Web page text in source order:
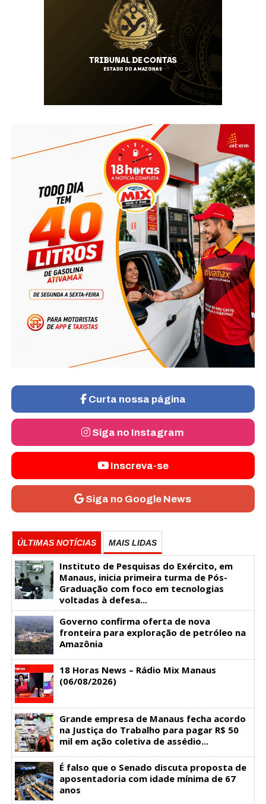
Curta nossa página
Siga no Instagram
Inscreva-se
Siga no Google News
ÚLTIMAS NOTÍCIAS MAIS LIDAS
Instituto de Pesquisas do Exército, em
Manaus, inicia primeira turma de Pós-
Graduação com foco em tecnologias
voltadas à defesa...
Governo confirma oferta de nova
fronteira para exploração de petróleo na
Amazônia
18 Horas News​​​​​​​​​​​​ – Rádio Mix Manaus
(06/08/2026)
Grande empresa de Manaus fecha acordo
na Justiça do Trabalho para pagar R$ 50
mil em ação coletiva de assédio...
É falso que o Senado discuta proposta de
aposentadoria com idade mínima de 67
anos